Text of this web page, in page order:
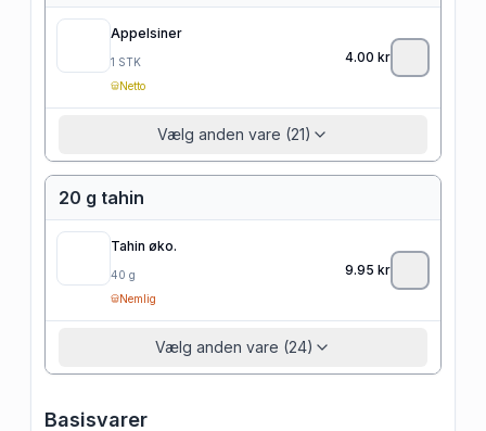
Appelsiner
1 STK
Netto
4.00 kr
Vælg anden vare (21)
20 g tahin
Tahin øko.
40 g
Nemlig
9.95 kr
Vælg anden vare (24)
Basisvarer